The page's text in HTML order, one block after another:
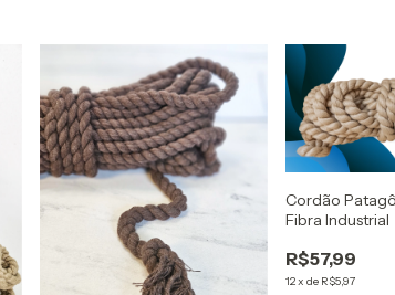
Cordão
Fibra Industrial
R$57,99
12xde R$5,97